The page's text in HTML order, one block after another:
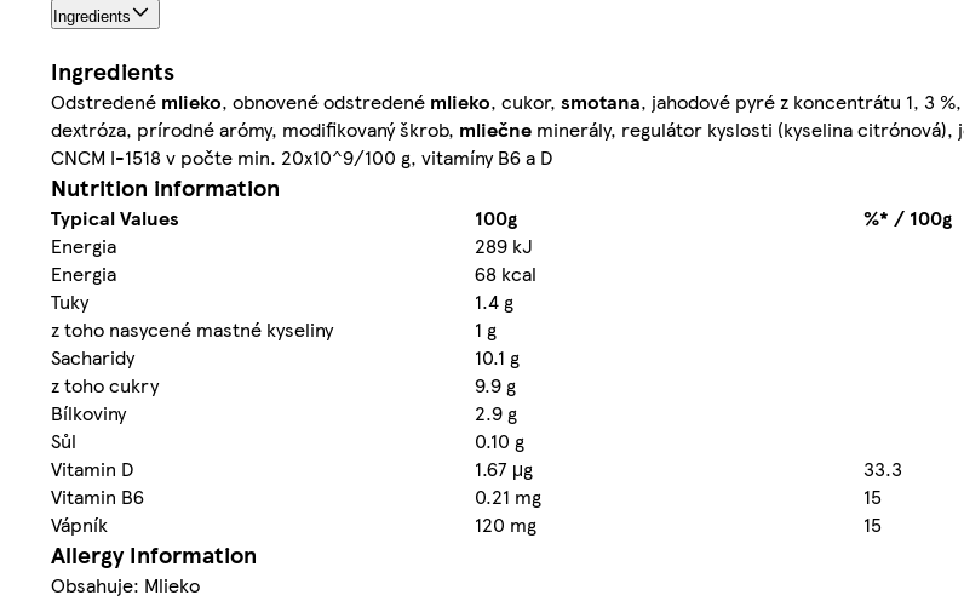
Ingredients
Ingredients
Odstredené mlieko, obnovené odstredené mlieko, cukor, smotana, jahodové pyré z koncentrátu 1, 3
dextróza, prírodné arómy, modifikovaný škrob, mliečne minerály, regulátor kyslosti (kyselina citrónová),
CNCM I-1518 v počte min. 20x10^9/100 g, vitamíny B6 a D
Nutrition information
Typical Values 100g
%* / 100g
Energia
289 kJ
Energia
68 kcal
Tuky
1.4 g
z toho nasycené mastné kyseliny
1 g
Sacharidy
10.1 g
z toho cukry
9.9 g
Bílkoviny
2.9 g
Sůl
0.10 g
Vitamin D
1.67 μg
33.3
Vitamin B6
0.21 mg
15
Vápník
120 mg 15
Allergy Information
Obsahuje: Mlieko